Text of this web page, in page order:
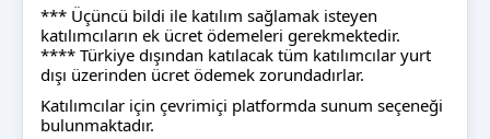
*** Üçüncü bildi ile katılım sağlamak isteyen
katılımcıların ek ücret ödemeleri gerekmektedir.
**** Türkiye dışından katılacak tüm katılımcılar yurt
dışı üzerinden ücret ödemek zorundadırlar.
Katılımcılar için çevrimiçi platformda sunum seçeneği
bulunmaktadır.